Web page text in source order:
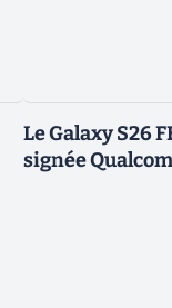
Le Galaxy S26
signée